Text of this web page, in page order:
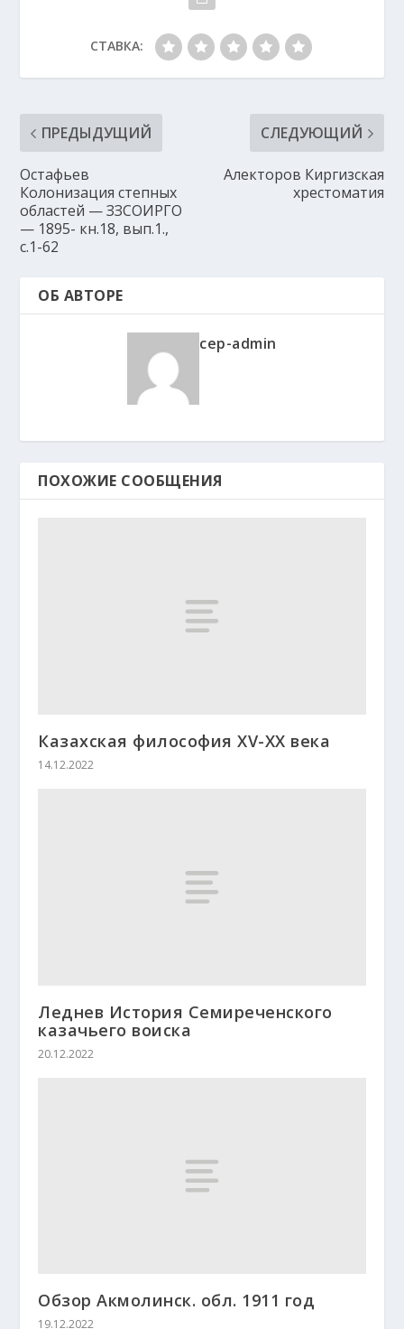
СТАВКА:
ПРЕДЫДУЩИЙ
Остафьев
Колонизация степных
областей — ЗЗСОИРГО
— 1895- кн.18, вып.1.,
с.1-62
СЛЕДУЮЩИЙ
Алекторов Киргизская
хрестоматия
ОБ АВТОРЕ
cep-admin
ПОХОЖИЕ СООБЩЕНИЯ
Казахская философия ХV-XX века
14.12.2022
Леднев История Семиреченского
казачьего воиска
20.12.2022
Обзор Акмолинск. обл. 1911 год
19.12.2022